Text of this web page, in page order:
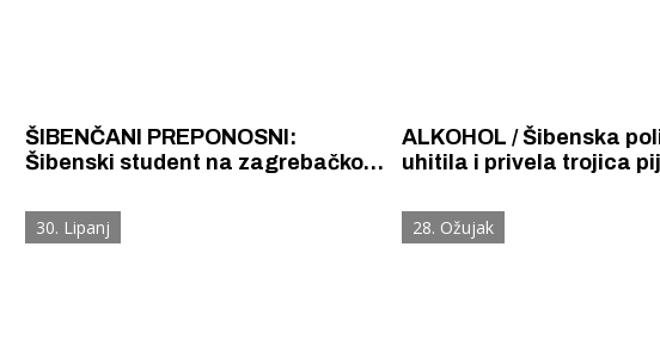
ŠIBENČANI PREPONOSNI:
Šibenski student na zagrebačkom
kvizu svih pet lovaca
ALKOHOL / Šibenska
uhitila i privela trojica
stigla policijska potjera. Imao je
2,19 g/kg alkohola u
30. Lipanj 28. Ožujak